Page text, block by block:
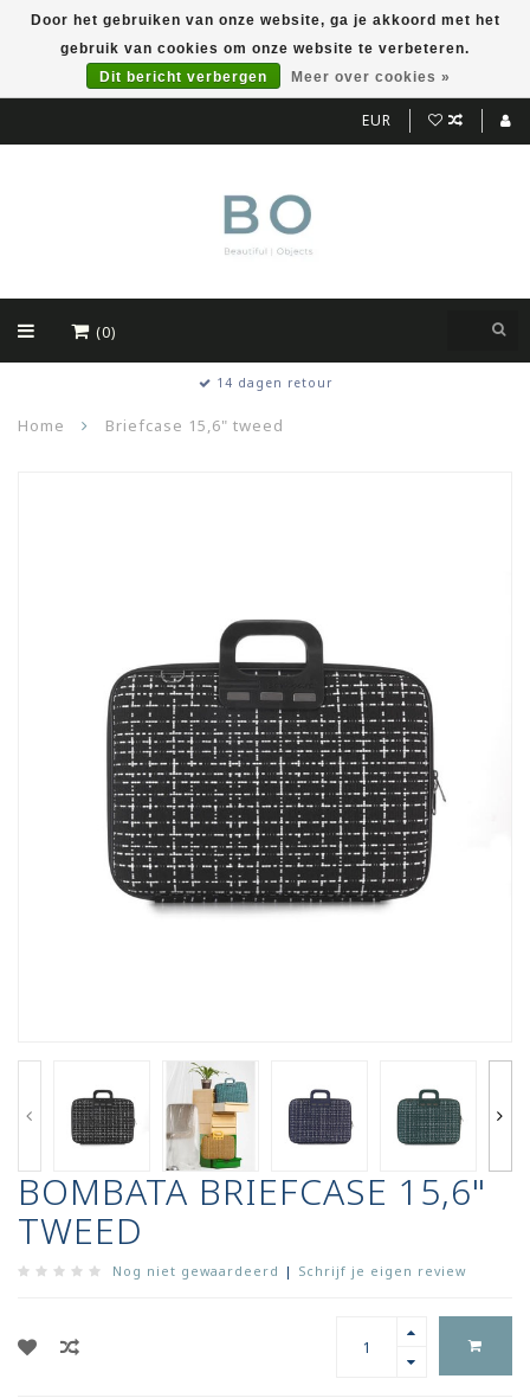
EUR
(0)
14 dagen retour
Home Briefcase 15,6" tweed
BOMBATA BRIEFCASE 15,6"
TWEED
Nog niet gewaardeerd | Schrijf je eigen review
Door het gebruiken van onze website, ga je akkoord met het
gebruik van cookies om onze website te verbeteren.
Dit bericht verbergen
Meer over cookies »